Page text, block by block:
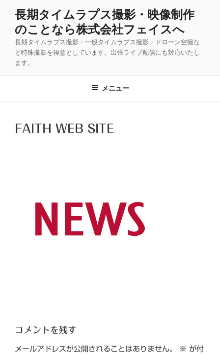
長期タイムラプス撮影・映像制作
のことなら株式会社フェイスへ
長期タイムラプス撮影・一般タイムラプス撮影・ドローン空撮な
ど特殊撮影を得意としています。出張ライブ配信にも対応いたし
ます。
メニュー
FAITH WEB SITE
コメントを残す
メールアドレスが公開されることはありません。 ※ が付